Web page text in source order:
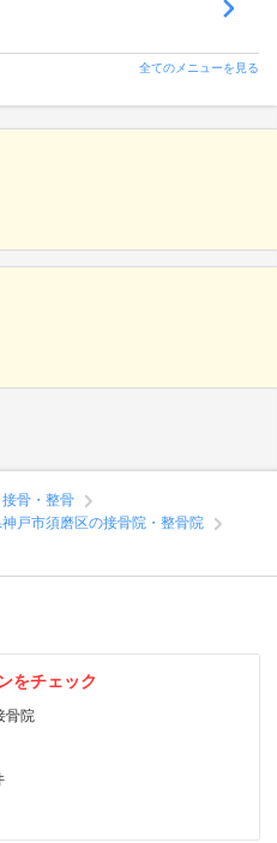
全てのメニューを見る
接骨・整骨
戸市須磨区の接骨院・整骨院
をチェック
骨院